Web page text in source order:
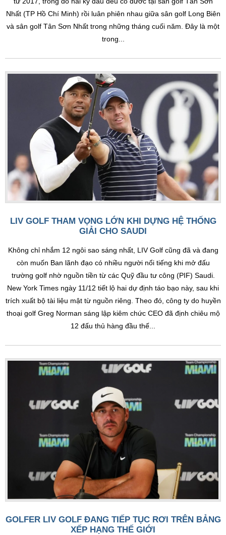
Nhất (TP Hồ Chí Minh) rồi luân phiên nhau giữa sân golf Long Biên
và sân golf Tân Sơn Nhất trong những tháng cuối năm. Đây là một
trong...
LIV GOLF THAM VỌNG LỚN KHI DỰNG HỆ THỐNG
GIẢI CHO SAUDI
Không chỉ nhắm 12 ngôi sao sáng nhất, LIV Golf cũng đã và đang
còn muốn Ban lãnh đạo có nhiều người nổi tiếng khi mở đấu
trường golf nhờ nguồn tiền từ các Quỹ đầu tư công (PIF) Saudi.
New York Times ngày 11/12 tiết lộ hai dự định táo bạo này, sau khi
trích xuất bộ tài liệu mật từ nguồn riêng. Theo đó, công ty do huyền
thoại golf Greg Norman sáng lập kiêm chức CEO đã định chiêu mộ
12 đấu thủ hàng đầu thế...
GOLFER LIV GOLF ĐANG TIẾP TỤC RƠI TRÊN BẢNG
XẾP HẠNG THẾ GIỚI